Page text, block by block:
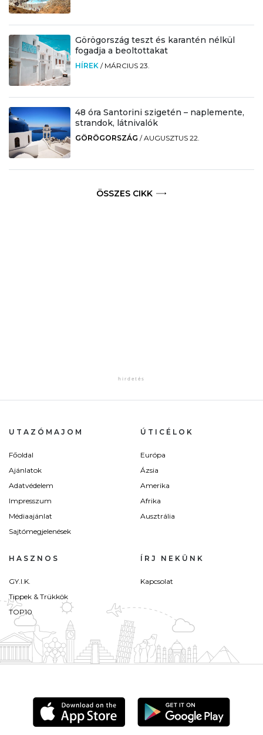
Görögország teszt és karantén nélkül
fogadja a beoltottakat
HÍREK / MÁRCIUS 23.
48 óra Santorini szigetén – naplemente,
strandok, látnivalók
GÖRÖGORSZÁG /AUGUSZTUS 22.
ÖSSZES CIKK
UTAZÓMAJOM
Főoldal
Ajánlatok
Adatvédelem
Impresszum
Médiaajánlat
Sajtómegjelenések
ÚTICÉLOK
Európa
Ázsia
Amerika
Afrika
Ausztrália
HASZNOS
GY.I.K.
Tippek & Trükkök
TOP10
ÍRJ NEKÜNK
Kapcsolat